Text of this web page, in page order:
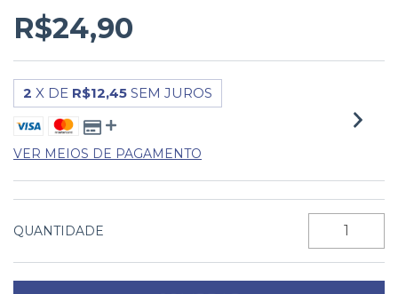
R$24,90
2 X DE R$12,45 SEM JUROS
VER MEIOS DE PAGAMENTO
QUANTIDADE